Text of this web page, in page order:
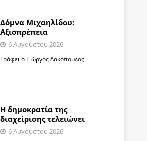
Δόμνα Μιχαηλίδου:
Αξιοπρέπεια
6 Αυγούστου 2026
Γράφει ο Γιώργος Λακόπουλος
Η δημοκρατία της
διαχείρισης τελειώνει
6 Αυγούστου 2026